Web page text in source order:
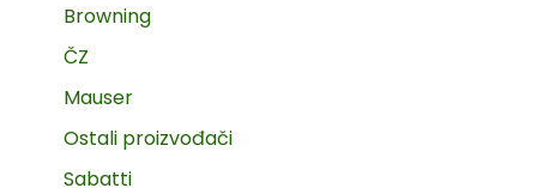
Browning
ČZ
Mauser
Ostali proizvođači
Sabatti